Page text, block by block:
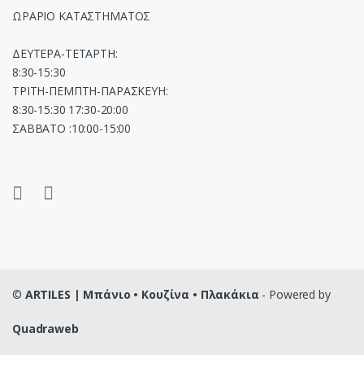
ΩΡΑΡΙΟ ΚΑΤΑΣΤΗΜΑΤΟΣ
ΔΕΥΤΕΡΑ-ΤΕΤΑΡΤΗ:
8:30-15:30
ΤΡΙΤΗ-ΠΕΜΠΤΗ-ΠΑΡΑΣΚΕΥΗ:
8:30-15:30 17:30-20:00
ΣΑΒΒΑΤΟ :10:00-15:00
© ARTILES | Μπάνιο • Κουζίνα • Πλακάκια - Powered by
Quadraweb